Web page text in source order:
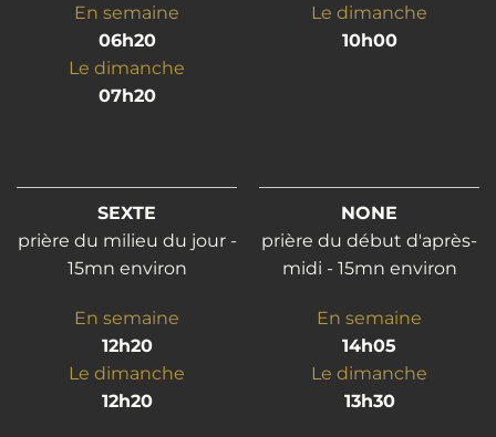
En semaine
06h20
Le dimanche
07h20
Le dimanche
10h00
SEXTE
prière du milieu du jour -
15mn environ
En semaine
12h20
Le dimanche
12h20
NONE
prière du début d'après-
midi - 15mn environ
En semaine
14h05
Le dimanche
13h30